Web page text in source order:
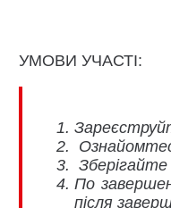
УМОВИ УЧАСТІ:
По
після